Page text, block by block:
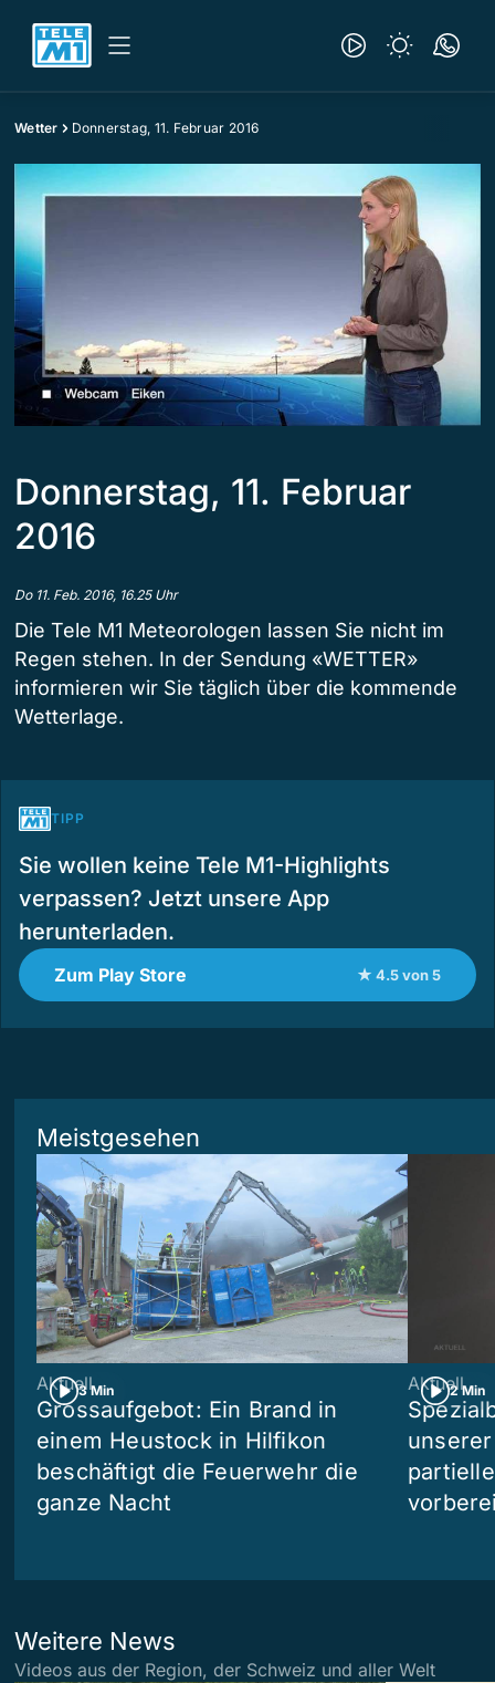
Wetter Donnerstag, 11. Februar 2016
Donnerstag, 11. Februar
2016
Do 11. Feb. 2016, 16.25 Uhr
Die Tele M1 Meteorologen lassen Sie nicht im
Regen stehen. In der Sendung «WETTER»
informieren wir Sie täglich über die kommende
Wetterlage.
TIPP
Sie wollen keine Tele M1-Highlights
verpassen? Jetzt unsere App
herunterladen.
Zum Play Store ★ 4.5 von 5
Meistgesehen
3 Min
Aktuell
Grossaufgebot: Ein Brand in
einem Heustock in Hilfikon
beschäftigt die Feuerwehr die
ganze Nacht
2 Min
Aktuell
Weitere News
Videos aus der Region, der Schweiz und aller Welt